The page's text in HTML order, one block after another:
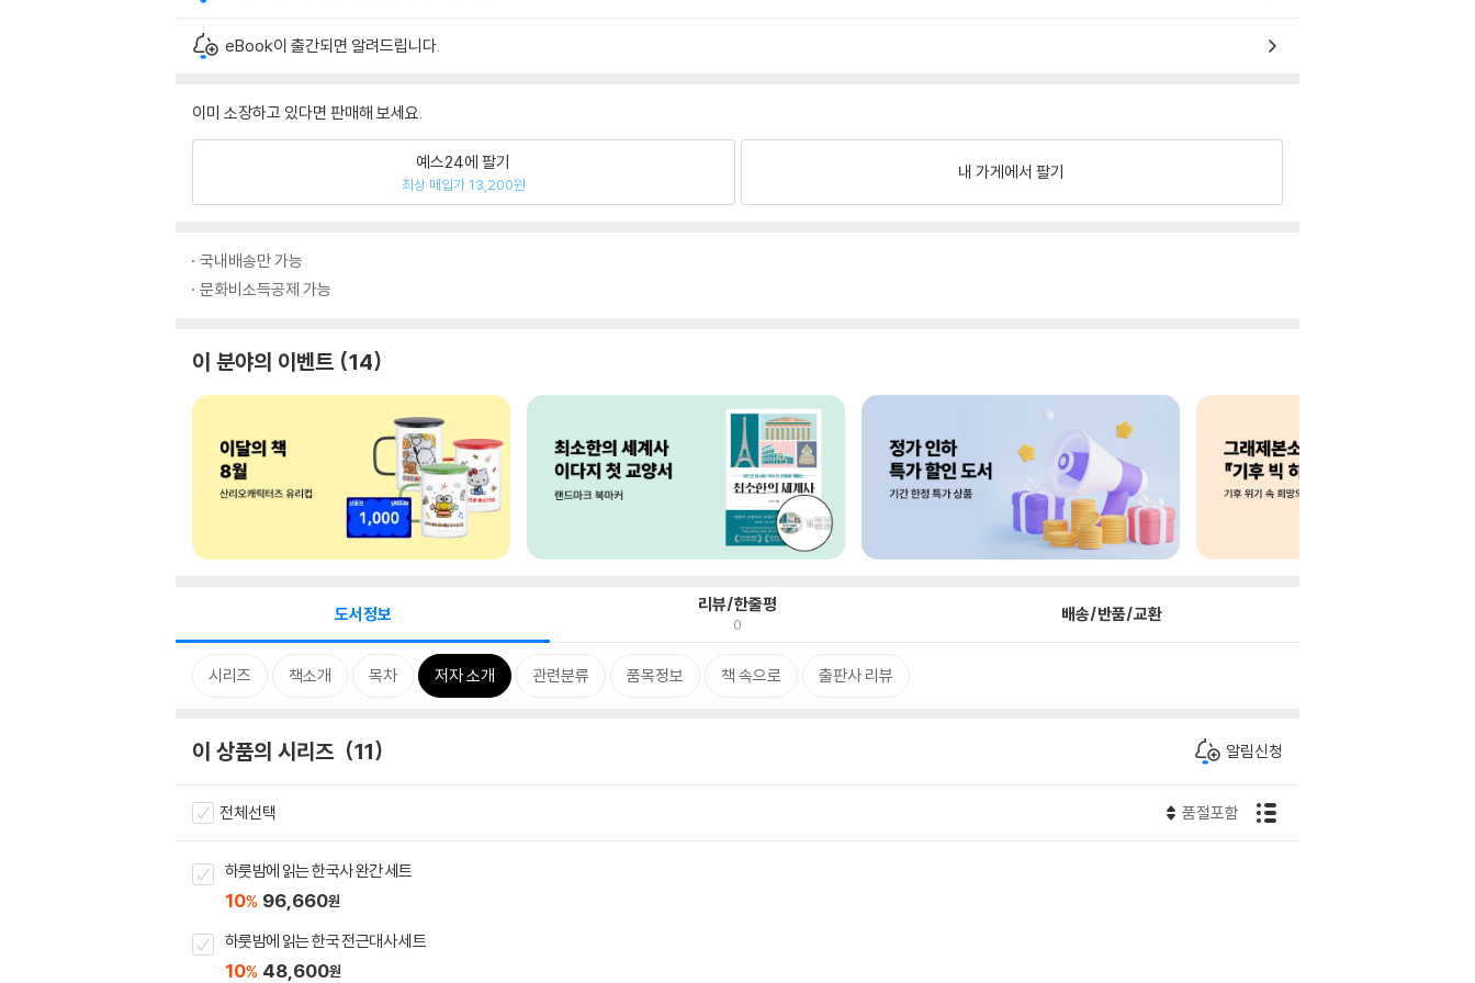
eBook이 출간되면 알려드립니다.
이미 소장하고 있다면 판매해 보세요.
예스24에 팔기
최상 매입가 13,200원
내 가게에서 팔기
국내배송만 가능
문화비소득공제 가능
이 분야의 이벤트 14
도서정보 리뷰/한줄평
0 배송/반품/교환
시리즈 책소개 목차 저자 소개 관련분류 품목정보 책 속으로 출판사 리뷰
이 상품의 시리즈 11 알림신청
전체선택 품절포함
하룻밤에 읽는 한국사 완간 세트
10% 96,660원
하룻밤에 읽는 한국 전근대사 세트
10% 48,600원